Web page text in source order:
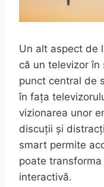
Un alt aspect de
că un televizor
punct central de
în fața
vizionarea unor
discuții și
smart permite
poate
interactivă.